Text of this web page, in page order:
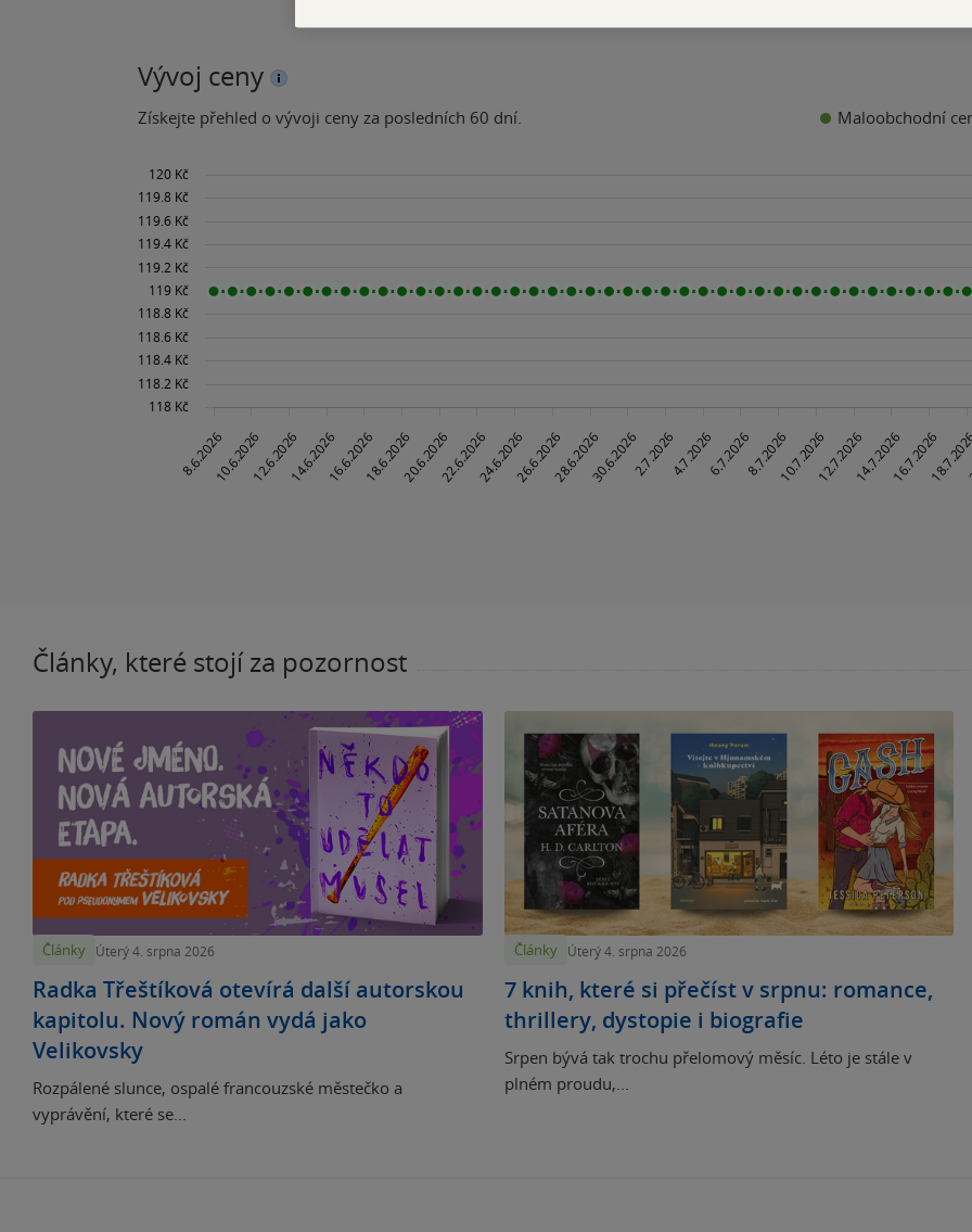
Vývoj ceny
Získejte přehled o vývoji ceny za posledních 60 dní. Maloobchodní
Články, které stojí za pozornost
Články Úterý 4. srpna 2026
Radka Třeštíková otevírá další autorskou
kapitolu. Nový román vydá jako
Velikovsky
Rozpálené slunce, ospalé francouzské městečko a
vyprávění, které se...
Články Úterý 4. srpna 2026
7 knih, které si přečíst v srpnu: romance,
thrillery, dystopie i biografie
Srpen bývá tak trochu přelomový měsíc. Léto je stále v
plném proudu,...